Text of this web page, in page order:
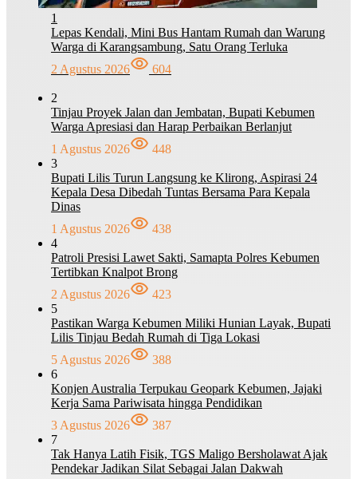
1
Lepas Kendali, Mini Bus Hantam Rumah dan Warung
Warga di Karangsambung, Satu Orang Terluka
2 Agustus 2026
604
2
Tinjau Proyek Jalan dan Jembatan, Bupati Kebumen
Warga Apresiasi dan Harap Perbaikan Berlanjut
1 Agustus 2026
448
3
Bupati Lilis Turun Langsung ke Klirong, Aspirasi 24
Kepala Desa Dibedah Tuntas Bersama Para Kepala
Dinas
1 Agustus 2026
438
4
Patroli Presisi Lawet Sakti, Samapta Polres Kebumen
Tertibkan Knalpot Brong
2 Agustus 2026
423
5
Pastikan Warga Kebumen Miliki Hunian Layak, Bupati
Lilis Tinjau Bedah Rumah di Tiga Lokasi
5 Agustus 2026
388
6
Konjen Australia Terpukau Geopark Kebumen, Jajaki
Kerja Sama Pariwisata hingga Pendidikan
3 Agustus 2026
387
7
Tak Hanya Latih Fisik, TGS Maligo Bersholawat Ajak
Pendekar Jadikan Silat Sebagai Jalan Dakwah